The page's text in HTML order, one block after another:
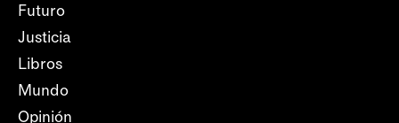
Futuro
Justicia
Libros
Mundo
Opinión